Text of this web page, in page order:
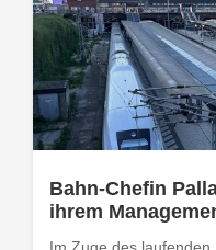
Bahn-Chefin
ihrem